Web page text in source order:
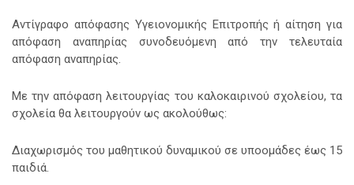
Αντίγραφο απόφασης Υγειονομικής Επιτροπής ή αίτηση για
απόφαση αναπηρίας συνοδευόμενη από την τελευταία
απόφαση αναπηρίας.
Με την απόφαση λειτουργίας του καλοκαιρινού σχολείου, τα
σχολεία θα λειτουργούν ως ακολούθως:
Διαχωρισμός του μαθητικού δυναμικού σε υποομάδες έως 15
παιδιά.